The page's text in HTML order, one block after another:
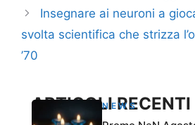
Insegnare ai neuroni a
svolta scientifica che strizza
’70
ARTICOLI RECENTI
NEWS